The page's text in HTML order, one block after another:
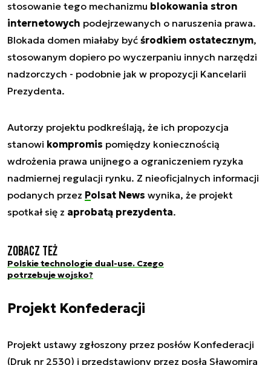
stosowanie tego mechanizmu blokowania stron
internetowych podejrzewanych o naruszenia prawa.
Blokada domen miałaby być środkiem ostatecznym,
stosowanym dopiero po wyczerpaniu innych narzędzi
nadzorczych - podobnie jak w propozycji Kancelarii
Prezydenta.
Autorzy projektu podkreślają, że ich propozycja
stanowi kompromis pomiędzy koniecznością
wdrożenia prawa unijnego a ograniczeniem ryzyka
nadmiernej regulacji rynku. Z nieoficjalnych informacji
podanych przez Polsat News wynika, że projekt
spotkał się z aprobatą prezydenta.
Zobacz też
Polskie technologie dual-use. Czego
potrzebuje wojsko?
Projekt Konfederacji
Projekt ustawy zgłoszony przez posłów Konfederacji
(Druk nr 2530) i przedstawiony przez posła Sławomira